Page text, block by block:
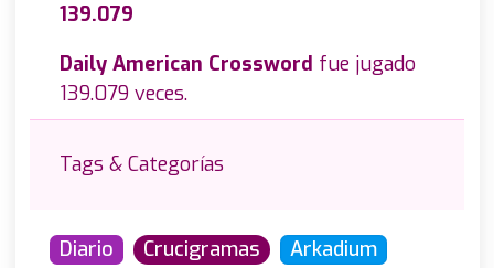
139.079
Daily American Crossword fue jugado
139.079 veces.
Tags & Categorías
Diario Crucigramas
Arkadium